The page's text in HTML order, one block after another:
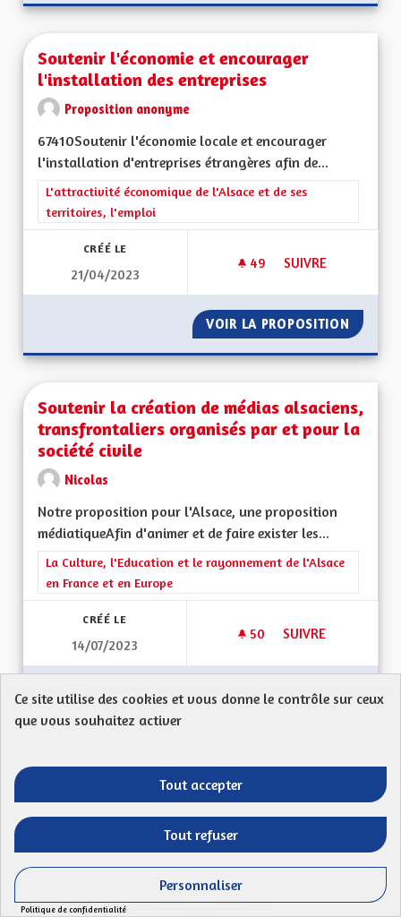
Soutenir l'économie et encourager
l'installation des entreprises
Proposition anonyme
67410Soutenir l'économie locale et encourager
l'installation d'entreprises étrangères afin de...
Filtrer les résultats de la catégorie : L'attractivité
L'attractivité économique de l'Alsace et de ses
territoires, l'emploi
CRÉÉ LE
21/04/2023
49 49 ABONNÉS
SUIVRE
VOIR LA PROPOSITION
Soutenir la création de médias alsaciens,
transfrontaliers organisés par et pour la
société civile
Nicolas
Notre proposition pour l'Alsace, une proposition
médiatiqueAfin d'animer et de faire exister les...
Filtrer les résultats de la catégorie : La Culture, l'Education et
La Culture, l'Education et le rayonnement de l'Alsace
en France et en Europe
CRÉÉ LE
14/07/2023
50 50 ABONNÉS
SUIVRE
VOIR LA PROPOSITION
Soutien aux associtations et à la culture
locale.
Soutenir financièrement les associations avec des...
Filtrer les résultats de la catégorie : La Culture, l'Education et
La Culture, l'Education et le rayonnement de l'Alsace
Ce site utilise des cookies et vous donne le contrôle sur ceux
que vous souhaitez activer
Tout accepter
Tout refuser
Personnaliser
Politique de confidentialité